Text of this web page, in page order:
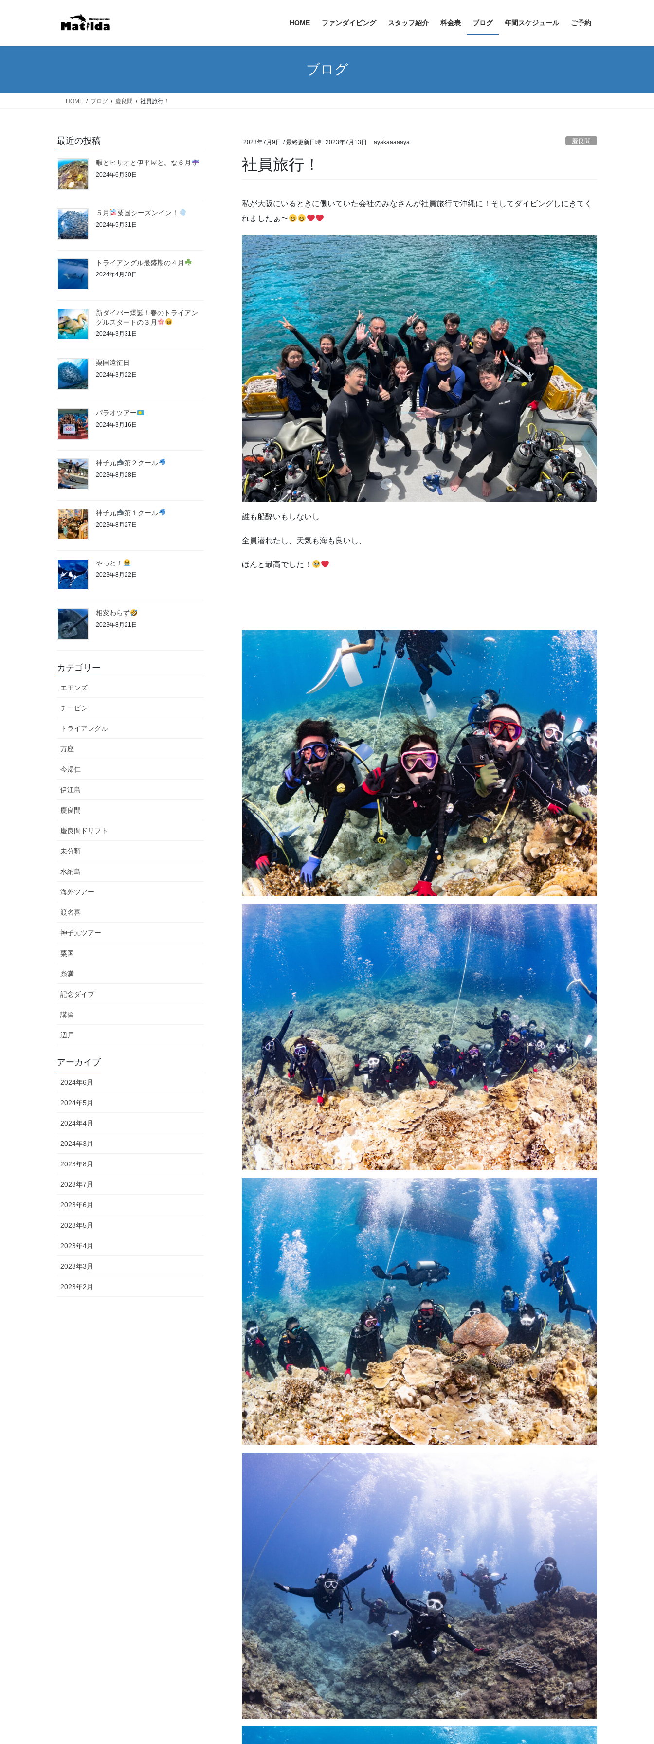
HOME ファンダイビング スタッフ紹介 料金表 ブログ 年間スケジュール ご予約
ブログ
HOME ブログ 慶良間 社員旅行！
2023年7月9日 / 最終更新日時 : 2023年7月13日 ayakaaaaaya 慶良間
社員旅行！
私が大阪にいるときに働いていた会社のみなさんが社員旅行で沖縄に！そしてダイビングしにきてく
れましたぁ〜
誰も船酔いもしないし
全員潜れたし、天気も海も良いし、
ほんと最高でした！
最近の投稿
暇とヒサオと伊平屋と。な６月
2024年6月30日
５月 粟国シーズンイン！
2024年5月31日
トライアングル最盛期の４月
2024年4月30日
新ダイバー爆誕！春のトライアン
グルスタートの３月
2024年3月31日
粟国遠征日
2024年3月22日
パラオツアー
2024年3月16日
神子元 第２クール
2023年8月28日
神子元 第１クール
2023年8月27日
やっと！
2023年8月22日
相変わらず
2023年8月21日
カテゴリー
エモンズ
チービシ
トライアングル
万座
今帰仁
伊江島
慶良間
慶良間ドリフト
未分類
水納島
海外ツアー
渡名喜
神子元ツアー
粟国
糸満
記念ダイブ
講習
辺戸
アーカイブ
2024年6月
2024年5月
2024年4月
2024年3月
2023年8月
2023年7月
2023年6月
2023年5月
2023年4月
2023年3月
2023年2月